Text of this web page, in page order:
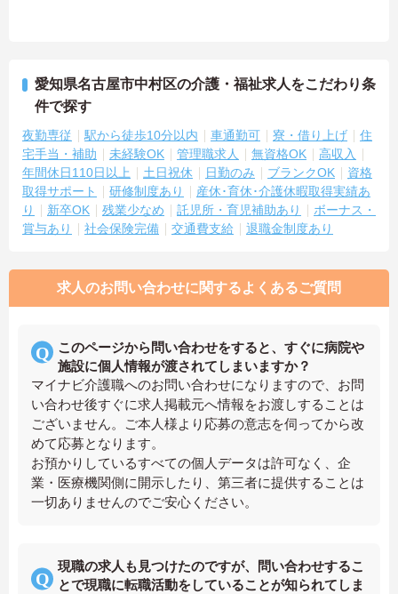
愛知県名古屋市中村区の介護・福祉求人をこだわり条
件で探す
夜勤専従 駅から徒歩10分以内 車通勤可 寮・借り上げ
住
宅手当・補助
未経験OK 管理職求人 無資格OK
高収入
年間休日110日以上
土日祝休 日勤のみ ブランクOK
資格
取得サポート
研修制度あり
産休･育休･介護休暇取得実績あ
り
新卒OK 残業少なめ 託児所・育児補助あり
ボーナス・
賞与あり
社会保険完備 交通費支給 退職金制度あり
求人のお問い合わせに関するよくあるご質問
このページから問い合わせをすると、すぐに病院や
施設に個人情報が渡されてしまいますか？
マイナビ介護職へのお問い合わせになりますので、お問
い合わせ後すぐに求人掲載元へ情報をお渡しすることは
ございません。ご本人様より応募の意志を伺ってから改
めて応募となります。
お預かりしているすべての個人データは許可なく、企
業・医療機関側に開示したり、第三者に提供することは
一切ありませんのでご安心ください。
現職の求人も見つけたのですが、問い合わせするこ
とで現職に転職活動をしていることが知られてしま